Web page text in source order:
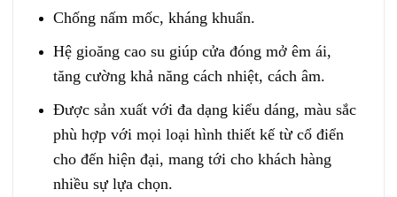
Chống nấm mốc, kháng khuẩn.
Hệ gioăng cao su giúp cửa đóng mở êm ái,
tăng cường khả năng cách nhiệt, cách âm.
Được sản xuất với đa dạng kiểu dáng, màu sắc
phù hợp với mọi loại hình thiết kế từ cổ điển
cho đến hiện đại, mang tới cho khách hàng
nhiều sự lựa chọn.